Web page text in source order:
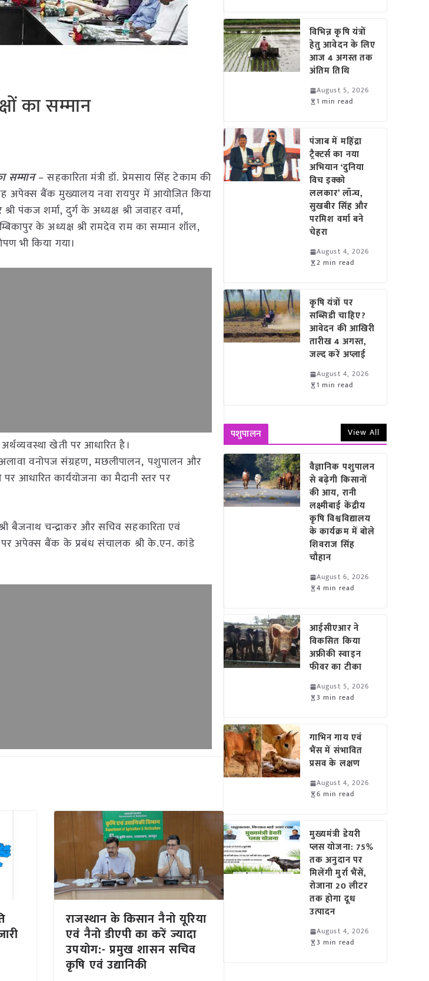
का सम्मान
सम्मान– सहकारिता मंत्री डॉ. प्रेमसाय सिंह टेकाम की
अपेक्स बैंक मुख्यालय नवा रायपुर में आयोजित किया
पंकज शर्मा, दुर्ग के अध्यक्ष श्री जवाहर वर्मा,
के अध्यक्ष श्री रामदेव राम का सम्मान शॉल,
भी किया गया।
खेती पर आधारित है।
वनोपज संग्रहण, मछलीपालन, पशुपालन और
आधारित कार्ययोजना का मैदानी स्तर पर
बैजनाथ चन्द्राकर और सचिव सहकारिता एवं
पर अपेक्स बैंक के प्रबंध संचालक श्री के.एन. कांडे
राजस्थान के किसान नैनो यूरिया
एवं नैनो डीएपी का करें ज्यादा
उपयोग:- प्रमुख शासन सचिव
कृषि एवं उद्यानिकी
विभिन्न कृषि यंत्रों
हेतु आवेदन के लिए
आज 4 अगस्त तक
अंतिम तिथि
August 5, 2026
1 min read
पंजाब में महिंद्रा
ट्रैक्टर्स का नया
अभियान ‘दुनिया
विच इक्को
ललकार’ लॉन्च,
सुखबीर सिंह और
परमिश वर्मा बने
चेहरा
August 4, 2026
2 min read
कृषि यंत्रों पर
सब्सिडी चाहिए?
आवेदन की आखिरी
तारीख 4 अगस्त,
जल्द करें अप्लाई
August 4, 2026
1 min read
पशुपालन View All
वैज्ञानिक पशुपालन
से बढ़ेगी किसानों
की आय, रानी
लक्ष्मीबाई केंद्रीय
कृषि विश्वविद्यालय
के कार्यक्रम में बोले
शिवराज सिंह
चौहान
August 6, 2026
4 min read
आईसीएआर ने
विकसित किया
अफ्रीकी स्वाइन
फीवर का टीका
August 5, 2026
3 min read
गाभिन गाय एवं
भैंस में संभावित
प्रसव के लक्षण
August 4, 2026
6 min read
मुख्यमंत्री डेयरी
प्लस योजना: 75%
तक अनुदान पर
मिलेंगी मुर्रा भैंसें,
रोजाना 20 लीटर
तक होगा दूध
उत्पादन
August 4, 2026
3 min read